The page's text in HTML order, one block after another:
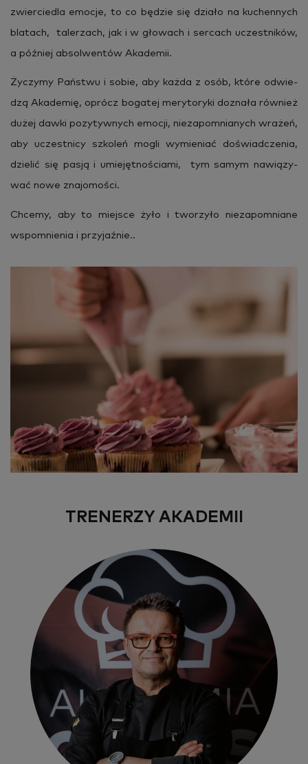
zwier­cie­dla emo­cje, to co bę­dzie się dzia­ło na ku­chen­nych
bla­tach, ta­ler­zach, jak i w gło­wach i ser­cach uczest­ni­ków,
a póź­niej ab­sol­wen­tów Aka­de­mii.
Ży­czy­my Pań­stwu i sobie, aby każda z osób, które od­wie­
dzą Aka­de­mię, oprócz bo­ga­tej me­ry­to­ry­ki do­zna­ła rów­nież
dużej dawki po­zy­tyw­nych emo­cji, nie­za­po­mnia­nych wra­żeń,
aby uczest­ni­cy szko­leń mogli wy­mie­niać do­świad­cze­nia,
dzie­lić się pasją i umie­jęt­no­ścia­mi, tym samym na­wią­zy­
wać nowe zna­jo­mo­ści.
Chce­my, aby to miej­sce żyło i two­rzy­ło nie­za­po­mnia­ne
wspo­mnie­nia i przy­jaź­nie..
TRENERZY AKADEMII